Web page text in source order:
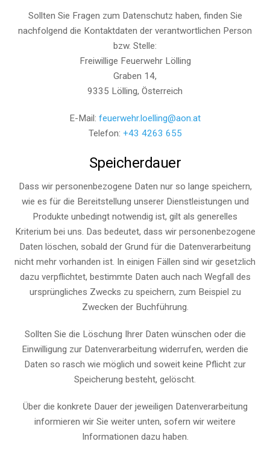
Sollten Sie Fragen zum Datenschutz haben, finden Sie
nachfolgend die Kontaktdaten der verantwortlichen Person
bzw. Stelle:
Freiwillige Feuerwehr Lölling
Graben 14,
9335 Lölling, Österreich
E-Mail: feuerwehr.loelling@aon.at
Telefon: +43 4263 655
Speicherdauer
Dass wir personenbezogene Daten nur so lange speichern,
wie es für die Bereitstellung unserer Dienstleistungen und
Produkte unbedingt notwendig ist, gilt als generelles
Kriterium bei uns. Das bedeutet, dass wir personenbezogene
Daten löschen, sobald der Grund für die Datenverarbeitung
nicht mehr vorhanden ist. In einigen Fällen sind wir gesetzlich
dazu verpflichtet, bestimmte Daten auch nach Wegfall des
ursprüngliches Zwecks zu speichern, zum Beispiel zu
Zwecken der Buchführung.
Sollten Sie die Löschung Ihrer Daten wünschen oder die
Einwilligung zur Datenverarbeitung widerrufen, werden die
Daten so rasch wie möglich und soweit keine Pflicht zur
Speicherung besteht, gelöscht.
Über die konkrete Dauer der jeweiligen Datenverarbeitung
informieren wir Sie weiter unten, sofern wir weitere
Informationen dazu haben.